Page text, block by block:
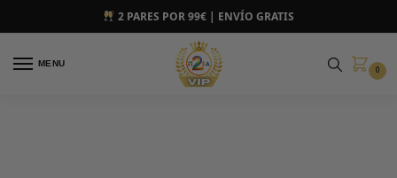
2 PARES POR 99€ | ENVÍO GRATIS
MENU
0